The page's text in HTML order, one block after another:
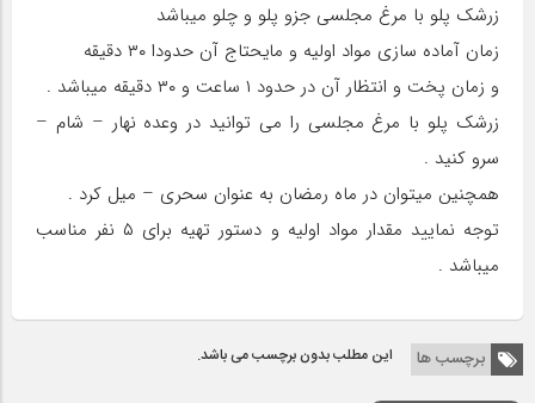
زرشک پلو با مرغ مجلسی جزو پلو و چلو میباشد
زمان آماده سازی مواد اولیه و مایحتاج آن حدودا ۳۰ دقیقه
و زمان پخت و انتظار آن در حدود ۱ ساعت و ۳۰ دقیقه میباشد .
زرشک پلو با مرغ مجلسی را می توانید در وعده نهار – شام –
سرو کنید .
همچنین میتوان در ماه رمضان به عنوان سحری – میل کرد .
توجه نمایید مقدار مواد اولیه و دستور تهیه برای ۵ نفر مناسب
میباشد .
برچسب ها این مطلب بدون برچسب می باشد.